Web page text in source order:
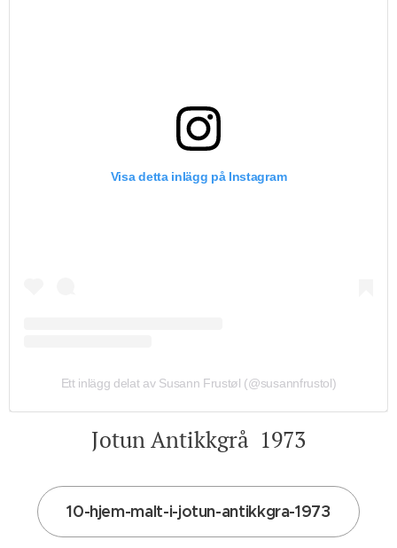
Visa detta inlägg på Instagram
Ett inlägg delat av Susann Frustøl (@susannfrustol)
Jotun Antikkgrå 1973
10-hjem-malt-i-jotun-antikkgra-1973